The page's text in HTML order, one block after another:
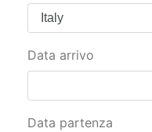
Data arrivo
Data partenza